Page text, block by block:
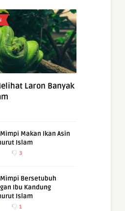
Laron Banyak
Makan Ikan Asin
Islam
3
Bersetubuh
Ibu Kandung
Islam
1